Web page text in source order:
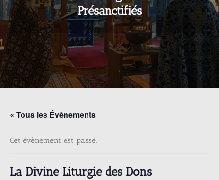
Présanctifiés
« Tous les Évènements
Cet évènement est passé.
La Divine Liturgie des Dons